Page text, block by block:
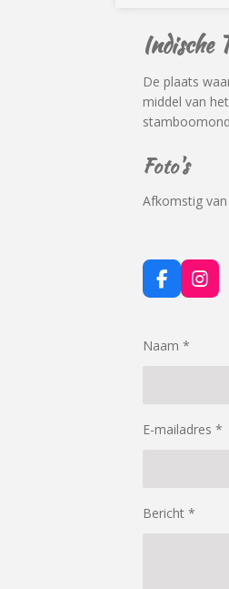
Indische
De plaats
middel van
Foto's
Afkomstig
F
a
b
I
n
m
Naam *
E-mailadres *
Bericht *